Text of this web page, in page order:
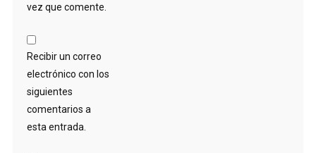
vez que comente.
Recibir un correo
electrónico con los
siguientes
comentarios a
esta entrada.